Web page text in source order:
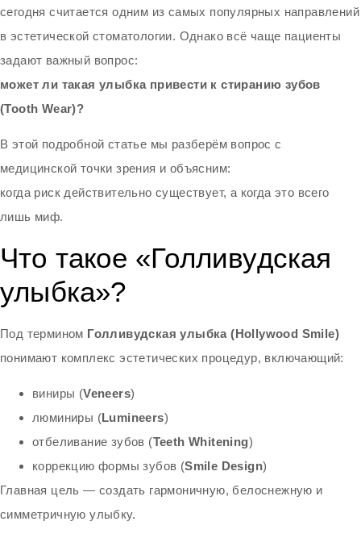
сегодня считается одним из самых популярных направлений
в эстетической стоматологии. Однако всё чаще пациенты
задают важный вопрос:
может ли такая улыбка привести к стиранию зубов
(Tooth Wear)?
В этой подробной статье мы разберём вопрос с
медицинской точки зрения и объясним:
когда риск действительно существует, а когда это всего
лишь миф.
Что такое «Голливудская
улыбка»?
Под термином Голливудская улыбка (Hollywood Smile)
понимают комплекс эстетических процедур, включающий:
виниры (Veneers)
люминиры (Lumineers)
отбеливание зубов (Teeth Whitening)
коррекцию формы зубов (Smile Design)
Главная цель — создать гармоничную, белоснежную и
симметричную улыбку.